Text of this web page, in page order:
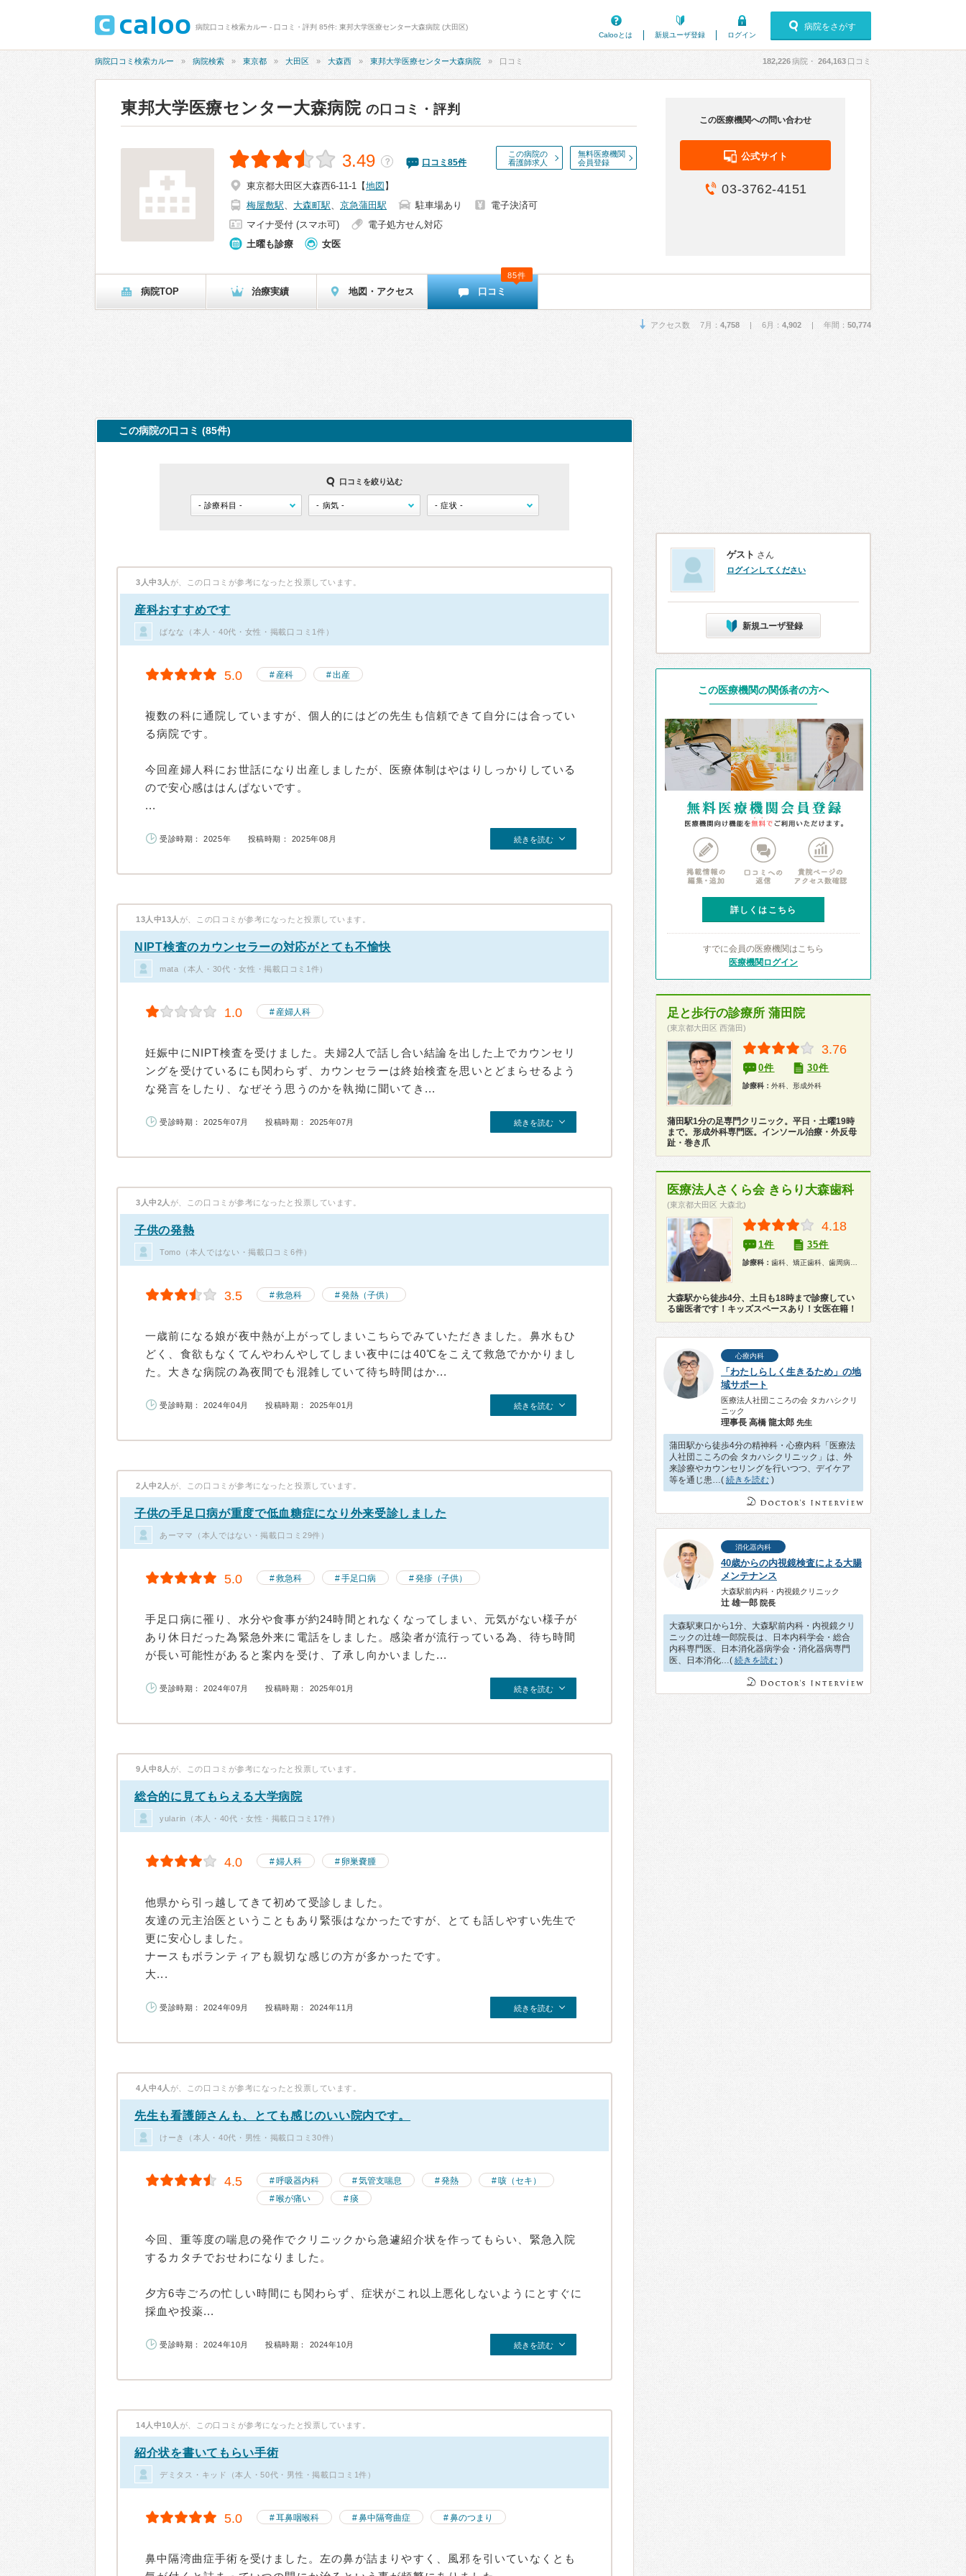
病院口コミ検索カルー - 口コミ・評判 85件: 東邦大学医療センター大森病院 (大田区)
Calooとは
新規ユーザ登録 ログイン
病院をさがす
病院口コミ検索カルー 病院検索 東京都 大田区 大森西 東邦大学医療センター大森病院 口コミ 182,226病院・ 264,163 口コミ
東邦大学医療センター大森病院 の口コミ・評判
この病院の
看護師求人
無料医療機関
会員登録
3.49 ？ 口コミ 85件
東京都大田区大森西6-11-1 【地図 】
梅屋敷駅、 大森町駅、 京急蒲田駅 駐車場あり
電子決済可
マイナ受付 (スマホ可)
電子処方せん対応
土曜も診療
女医
この医療機関への問い合わせ
公式サイト
03-3762-4151
病院TOP 治療実績 地図・アクセス 口コミ
85件
アクセス数 7月： 4,758 | 6月： 4,902 | 年間： 50,774
この病院の口コミ (85件)
口コミを絞り込む
3人中3人 が、この口コミが参考になったと投票しています。
産科おすすめです
ばなな（本人・40代・女性・掲載口コミ1件）
5.0 産科 出産
複数の科に通院していますが、個人的にはどの先生も信頼できて自分には合ってい
る病院です。
今回産婦人科にお世話になり出産しましたが、医療体制はやはりしっかりしている
ので安心感ははんぱないです。
...
受診時期： 2025年 投稿時期： 2025年08月 続きを読む
13人中13人 が、この口コミが参考になったと投票しています。
NIPT検査のカウンセラーの対応がとても不愉快
mata（本人・30代・女性・掲載口コミ1件）
1.0 産婦人科
妊娠中にNIPT検査を受けました。夫婦2人で話し合い結論を出した上でカウンセリ
ングを受けているにも関わらず、カウンセラーは終始検査を思いとどまらせるよう
な発言をしたり、なぜそう思うのかを執拗に聞いてき...
受診時期： 2025年07月 投稿時期： 2025年07月 続きを読む
3人中2人 が、この口コミが参考になったと投票しています。
子供の発熱
Tomo（本人ではない・掲載口コミ6件）
3.5 救急科 発熱（子供）
一歳前になる娘が夜中熱が上がってしまいこちらでみていただきました。鼻水もひ
どく、食欲もなくてんやわんやしてしまい夜中には40℃をこえて救急でかかりまし
た。大きな病院の為夜間でも混雑していて待ち時間はか...
受診時期： 2024年04月 投稿時期： 2025年01月 続きを読む
2人中2人 が、この口コミが参考になったと投票しています。
子供の手足口病が重度で低血糖症になり外来受診しました
あーママ（本人ではない・掲載口コミ29件）
5.0 救急科 手足口病 発疹（子供）
手足口病に罹り、水分や食事が約24時間とれなくなってしまい、元気がない様子が
あり休日だった為緊急外来に電話をしました。感染者が流行っている為、待ち時間
が長い可能性があると案内を受け、了承し向かいました...
受診時期： 2024年07月 投稿時期： 2025年01月 続きを読む
9人中8人 が、この口コミが参考になったと投票しています。
総合的に見てもらえる大学病院
yularin（本人・40代・女性・掲載口コミ17件）
4.0 婦人科 卵巣嚢腫
他県から引っ越してきて初めて受診しました。
友達の元主治医ということもあり緊張はなかったですが、とても話しやすい先生で
更に安心しました。
ナースもボランティアも親切な感じの方が多かったです。
大...
受診時期： 2024年09月 投稿時期： 2024年11月 続きを読む
4人中4人 が、この口コミが参考になったと投票しています。
先生も看護師さんも、とても感じのいい院内です。
けーき（本人・40代・男性・掲載口コミ30件）
4.5 呼吸器内科 気管支喘息 発熱
咳（セキ）
喉が痛い
痰
今回、重等度の喘息の発作でクリニックから急遽紹介状を作ってもらい、緊急入院
するカタチでおせわになりました。
夕方6寺ごろの忙しい時間にも関わらず、症状がこれ以上悪化しないようにとすぐに
採血や投薬...
受診時期： 2024年10月 投稿時期： 2024年10月 続きを読む
14人中10人 が、この口コミが参考になったと投票しています。
紹介状を書いてもらい手術
デミタス・キッド（本人・50代・男性・掲載口コミ1件）
5.0 耳鼻咽喉科 鼻中隔弯曲症 鼻のつまり
鼻中隔湾曲症手術を受けました。左の鼻が詰まりやすく、風邪を引いていなくとも
ゲスト さん
ログインしてください
新規ユーザ登録
この医療機関の関係者の方へ
詳しくはこちら
すでに会員の医療機関はこちら
医療機関ログイン
足と歩行の診療所 蒲田院
(東京都大田区 西蒲田)
3.76
0件 30件
診療科： 外科、形成外科
蒲田駅1分の足専門クリニック。平日・土曜19時
まで。形成外科専門医。インソール治療・外反母
趾・巻き爪
医療法人さくら会 きらり大森歯科
(東京都大田区 大森北)
4.18
1件 35件
診療科： 歯科、矯正歯科、歯周病科、小児歯科、歯科口腔外科、インプラント、ホワイトニング
大森駅から徒歩4分、土日も18時まで診療してい
る歯医者です！キッズスペースあり！女医在籍！
心療内科
「わたしらしく生きるため」の地
域サポート
医療法人社団こころの会 タカハシクリ
ニック
理事⻑ 高橋 龍太郎 先生
蒲田駅から徒歩4分の精神科・心療内科「医療法
人社団こころの会 タカハシクリニック」は、外
来診療やカウンセリングを行いつつ、デイケア
等を通じ患…( 続きを読む )
消化器内科
40歳からの内視鏡検査による大腸
メンテナンス
大森駅前内科・内視鏡クリニック
辻 雄一郎 院長
大森駅東口から1分、大森駅前内科・内視鏡クリ
ニックの辻雄一郎院長は、日本内科学会・総合
内科専門医、日本消化器病学会・消化器病専門
医、日本消化…( 続きを読む )